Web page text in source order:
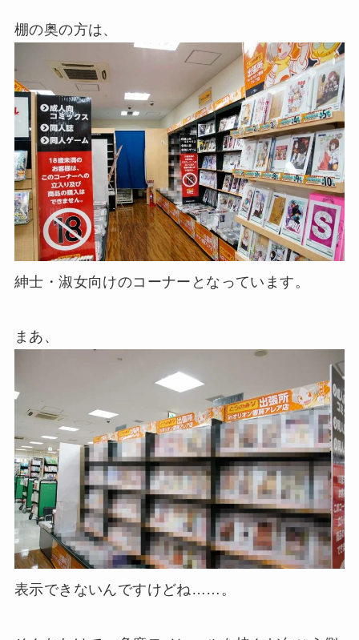
棚の奥の方は、
紳士・淑女向けのコーナーとなっています。
まあ、
表示できないんですけどね……。